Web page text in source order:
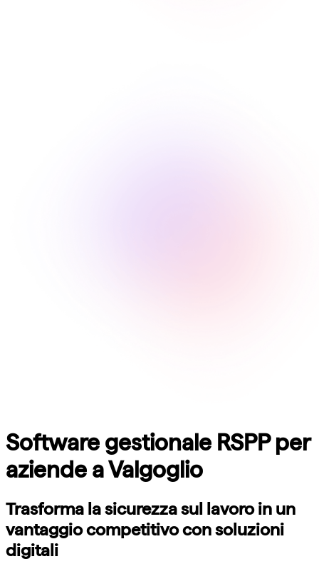
Software gestionale RSPP per
aziende a Valgoglio
Trasforma la sicurezza sul lavoro in un
vantaggio competitivo con soluzioni
digitali